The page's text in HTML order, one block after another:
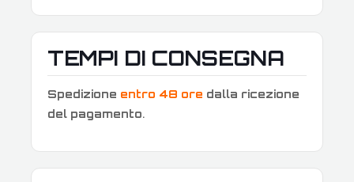
TEMPI DI CONSEGNA
Spedizione entro 48 ore dalla ricezione
del pagamento.